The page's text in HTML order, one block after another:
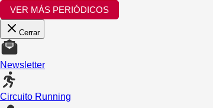
VER MÁS PERIÓDICOS
Cerrar
Newsletter
Circuito Running